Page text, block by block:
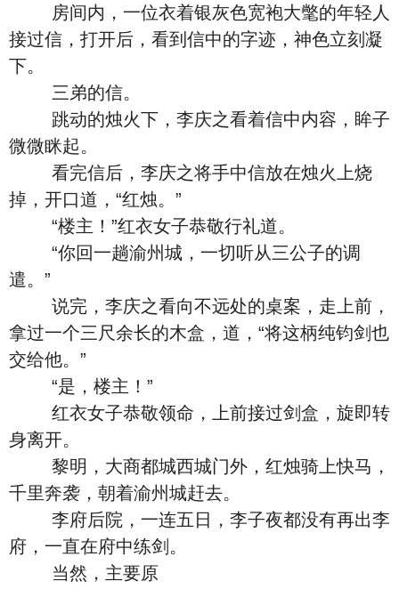
房间内，一位衣着银灰色宽袍大氅的年轻人
接过信，打开后，看到信中的字迹，神色立刻凝
下。
三弟的信。
跳动的烛火下，李庆之看着信中内容，眸子
微微眯起。
看完信后，李庆之将手中信放在烛火上烧
掉，开口道，“红烛。”
“楼主！”红衣女子恭敬行礼道。
“你回一趟渝州城，一切听从三公子的调
遣。”
说完，李庆之看向不远处的桌案，走上前，
拿过一个三尺余长的木盒，道，“将这柄纯钧剑也
交给他。”
“是，楼主！”
红衣女子恭敬领命，上前接过剑盒，旋即转
身离开。
黎明，大商都城西城门外，红烛骑上快马，
千里奔袭，朝着渝州城赶去。
李府后院，一连五日，李子夜都没有再出李
府，一直在府中练剑。
当然，主要原